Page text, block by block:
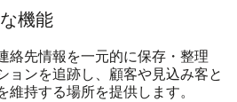
機能
絡先情報を一元的に保存・整理
ョンを追跡し、顧客や見込み客と
維持する場所を提供します。